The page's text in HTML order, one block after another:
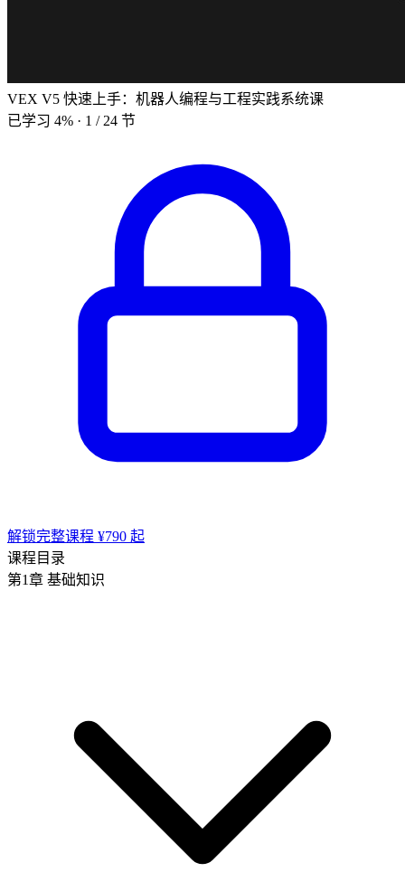
VEX V5 快速上手：机器人编程与工程实践系统课
已学习 4% · 1 / 24 节
解锁完整课程 ¥790 起
课程目录
第1章 基础知识